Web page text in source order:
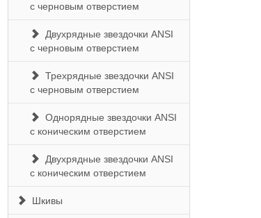
с черновым отверстием
Двухрядные звездочки ANSI
с черновым отверстием
Трехрядные звездочки ANSI
с черновым отверстием
Однорядные звездочки ANSI
с коническим отверстием
Двухрядные звездочки ANSI
с коническим отверстием
Шкивы